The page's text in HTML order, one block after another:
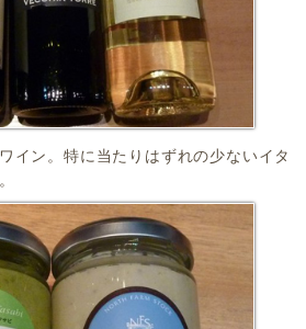
イン。特に当たりはずれの少ないイタ